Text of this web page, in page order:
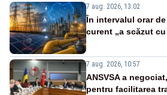
7 aug. 2026, 13:02
În intervalul orar
curent „a scăzut
7 aug. 2026, 10:57
ANSVSA a
pentru facilitarea